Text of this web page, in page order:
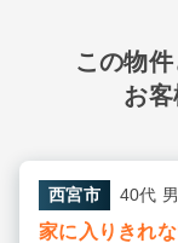
この物
お
西宮市 40代
家に入りきれ